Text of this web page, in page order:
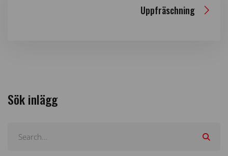
Uppfräschning
Sök inlägg